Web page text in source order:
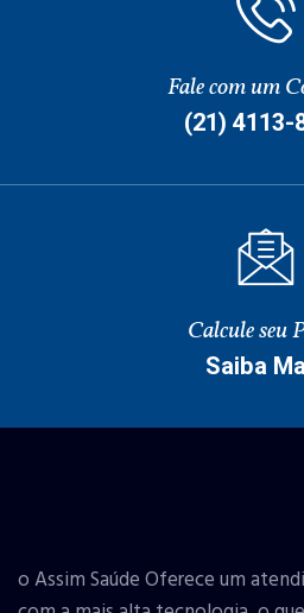
Fale com um
(21) 4113-
Calcule seu
Saiba
o Assim Saúde Oferece um